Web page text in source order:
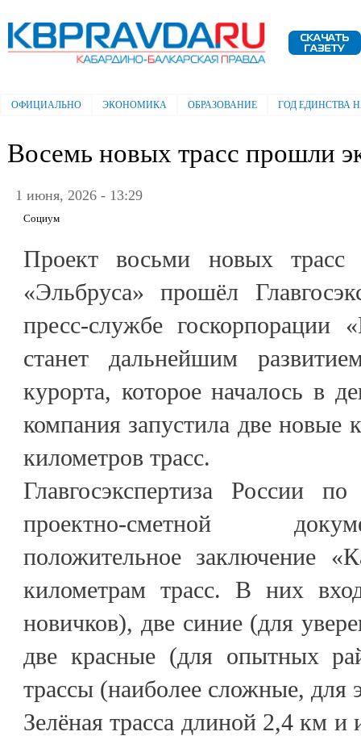
Электронная газета "Кабардино-
Балкарская правда"
Главное меню
ОФИЦИАЛЬНО ЭКОНОМИКА ОБРАЗОВАНИЕ ГОД ЕДИНСТВА
Восемь новых трасс прошли
1 июня, 2026 - 13:29
Социум
Проект восьми новых трасс
«Эльбруса» прошёл
пресс-службе госкорпорации
станет дальнейшим
курорта, которое началось в
компания запустила две новые
километров трасс.
Главгосэкспертиза России
проектно-сметной
положительное заключение
километрам трасс. В них
новичков), две синие (для
две красные (для опытных
трассы (наиболее сложные, для
Зелёная трасса длиной 2,4 км и